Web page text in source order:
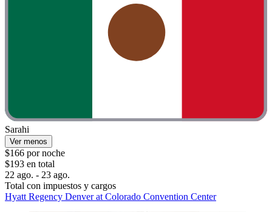
Sarahi
Ver menos
$166 por noche
$193 en total
22 ago. - 23 ago.
Total con impuestos y cargos
Hyatt Regency Denver at Colorado Convention Center